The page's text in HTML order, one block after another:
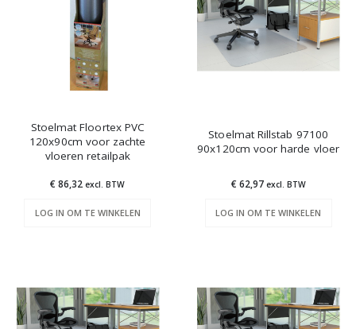
Stoelmat Floortex PVC
120x90cm voor zachte
vloeren retailpak
€ 86,32excl. BTW
LOG IN OM TE WINKELEN
Stoelmat Rillstab 97100
90x120cm voor harde vloer
€ 62,97 excl. BTW
LOG IN OM TE WINKELEN